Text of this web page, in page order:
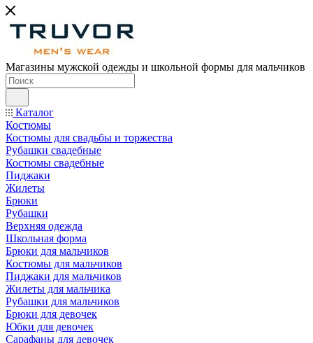
Магазины мужской одежды и школьной формы для мальчиков
Каталог
Костюмы
Костюмы для свадьбы и торжества
Рубашки свадебные
Костюмы свадебные
Пиджаки
Жилеты
Брюки
Рубашки
Верхняя одежда
Школьная форма
Брюки для мальчиков
Костюмы для мальчиков
Пиджаки для мальчиков
Жилеты для мальчика
Рубашки для мальчиков
Брюки для девочек
Юбки для девочек
Сарафаны для девочек